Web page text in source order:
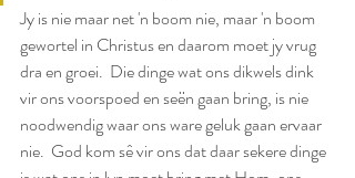
Jy is nie maar net 'n boom nie, maar 'n boom
gewortel in Christus en daarom moet jy vrug
dra en groei.  Die dinge wat ons dikwels dink
vir ons voorspoed en seën gaan bring, is nie
noodwendig waar ons ware geluk gaan ervaar
nie.  God kom sê vir ons dat daar sekere dinge